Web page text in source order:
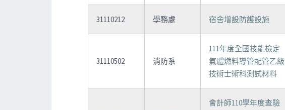
31110212 學務處 宿舍增設防護設施
31110502 消防系
111年度全國技能檢定
氣體燃料導管配管乙級
技術士術科測試材料
會計師110學年度查驗